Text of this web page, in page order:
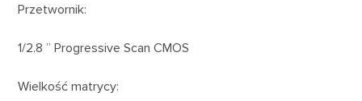
Przetwornik:
1/2.8 ” Progressive Scan CMOS
Wielkość matrycy: